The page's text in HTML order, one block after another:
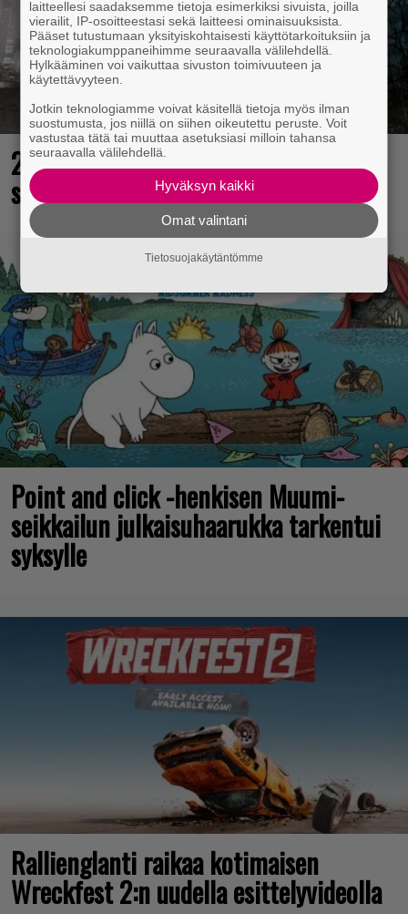
25 kaikkien aikojen parasta
supersankaripeliä listattu
Point and click -henkisen Muumi-
seikkailun julkaisuhaarukka tarkentui
syksylle
Rallienglanti raikaa kotimaisen
Wreckfest 2:n uudella esittelyvideolla
laitteellesi saadaksemme tietoja esimerkiksi sivuista, joilla
vierailit, IP-osoitteestasi sekä laitteesi ominaisuuksista.
Pääset tutustumaan yksityiskohtaisesti käyttötarkoituksiin ja
teknologiakumppaneihimme seuraavalla välilehdellä.
Hylkääminen voi vaikuttaa sivuston toimivuuteen ja
käytettävyyteen.
Jotkin teknologiamme voivat käsitellä tietoja myös ilman
suostumusta, jos niillä on siihen oikeutettu peruste. Voit
vastustaa tätä tai muuttaa asetuksiasi milloin tahansa
seuraavalla välilehdellä.
Hyväksyn kaikki
Omat valintani
Tietosuojakäytäntömme